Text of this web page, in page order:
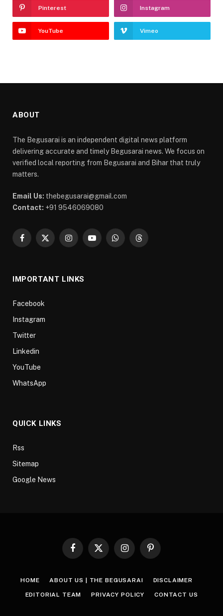
Pinterest Instagram
YouTube Vimeo
ABOUT
The Begusarai is an independent digital news platform
delivering accurate and timely Begusarai news. We focus on
verified local reporting from Begusarai and Bihar that truly
matters.
Email Us: thebegusarai@gmail.com
Contact: +91 9546069080
Facebook
X
InstagramYouTubeWhatsAppThreads
IMPORTANT LINKS
Facebook
Instagram
Twitter
Linkedin
YouTube
WhatsApp
QUICK LINKS
Rss
Sitemap
Google News
Facebook
X
InstagramPinterest
HOME ABOUT US | THE BEGUSARAI DISCLAIMER
EDITORIAL TEAM PRIVACY POLICY CONTACT US